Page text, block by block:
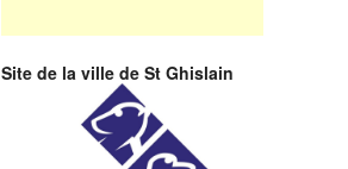
Site de la ville de St Ghislain